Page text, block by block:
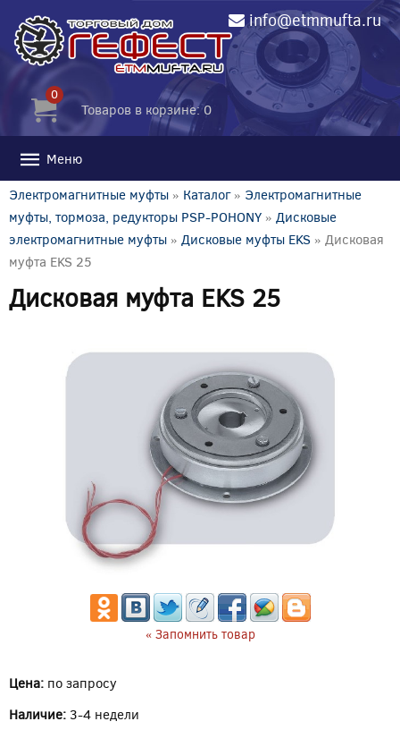
info@etmmufta.ru
0
Товаров в корзине: 0
Меню
Электромагнитные муфты » Каталог» Электромагнитные
муфты, тормоза, редукторы PSP-POHONY » Дисковые
электромагнитные муфты » Дисковые муфты EKS » Дисковая
муфта EKS 25
Дисковая муфта EKS 25
« Запомнить товар
Цена: по запросу
Наличие: 3-4 недели